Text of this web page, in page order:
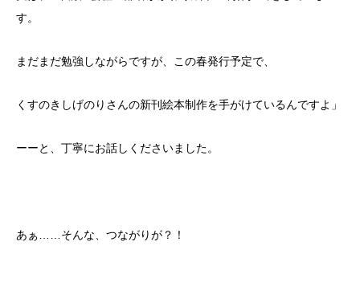
す。
まだまだ勉強しながらですが、この春発行予定で、
くすのきしげのりさんの新刊絵本制作を手がけているんですよ」
ーーと、丁寧にお話しくださいました。
あぁ……そんな、つながりが？！